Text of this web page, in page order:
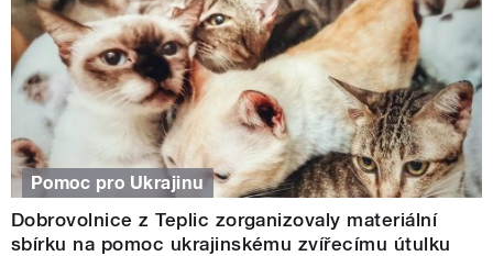
Pomoc pro Ukrajinu
Dobrovolnice z Teplic zorganizovaly materiální
sbírku na pomoc ukrajinskému zvířecímu útulku